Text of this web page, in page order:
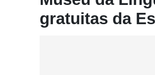
gratuitas da